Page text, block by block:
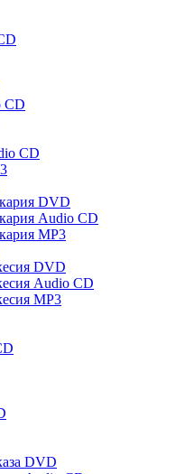
CD
CD
DVD
Audio CD
MP3
DVD
Audio CD
MP3
DVD